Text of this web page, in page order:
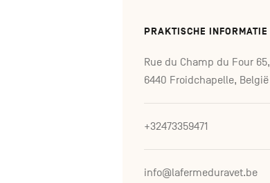
PRAKTISCHE INFORMATIE
Rue du Champ du Four 65,
6440 Froidchapelle, België
+32473359471
info@lafermeduravet.be